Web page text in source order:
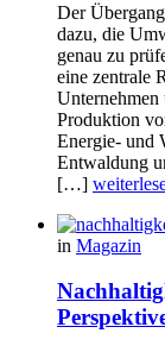
Der
dazu, die
genau zu
eine zentrale
Unternehmen
Produktion
Energie- und
Entwaldung
[…]
in Magazin